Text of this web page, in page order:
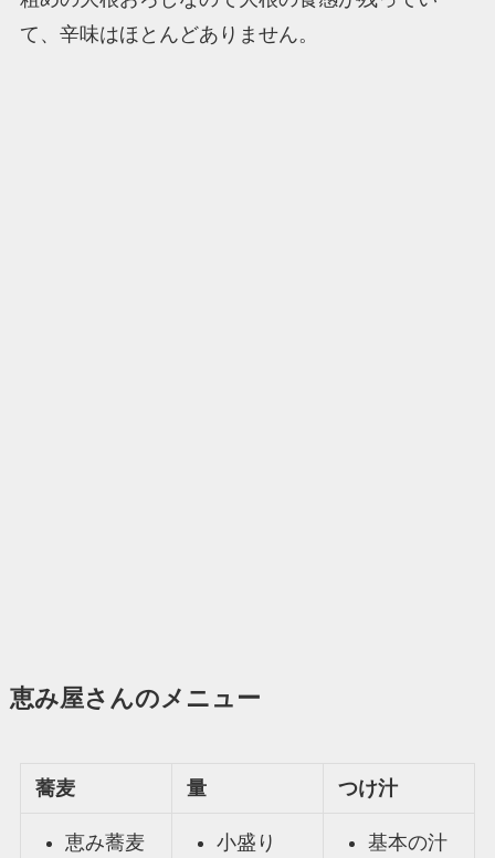
て、辛味はほとんどありません。
恵み屋さんのメニュー
蕎麦 量 つけ汁
恵み蕎麦
小盛り
基本の汁